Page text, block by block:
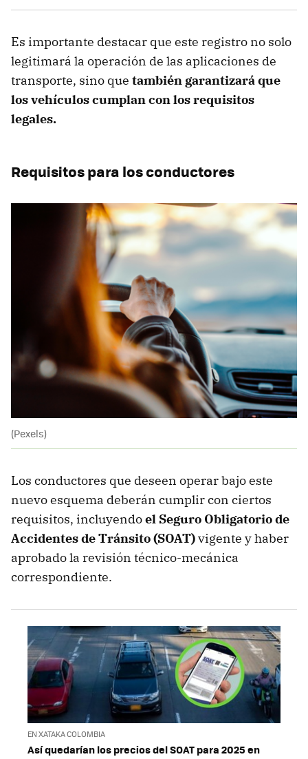
Es importante destacar que este registro no solo
legitimará la operación de las aplicaciones de
transporte, sino que también garantizará que
los vehículos cumplan con los requisitos
legales.
Requisitos para los conductores
(Pexels)
Los conductores que deseen operar bajo este
nuevo esquema deberán cumplir con ciertos
requisitos, incluyendoel Seguro Obligatorio de
Accidentes de Tránsito (SOAT)vigente y haber
aprobado la revisión técnico-mecánica
correspondiente.
EN XATAKA COLOMBIA
Así quedarían los precios del SOAT para 2025 en